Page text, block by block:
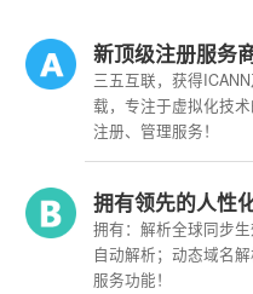
新顶级注册服务商
三五互联，获得
载，专注于虚拟化技
注册、管理服务！
拥有领先的人性
拥有：解析全球同步
自动解析；动态域名
服务功能！